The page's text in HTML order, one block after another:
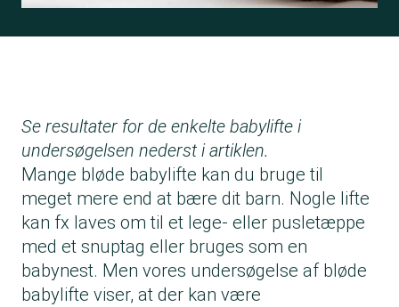
Se resultater for de enkelte babylifte i
undersøgelsen nederst i artiklen.
Mange bløde babylifte kan du bruge til
meget mere end at bære dit barn. Nogle lifte
kan fx laves om til et lege- eller pusletæppe
med et snuptag eller bruges som en
babynest. Men vores undersøgelse af bløde
babylifte viser, at der kan være